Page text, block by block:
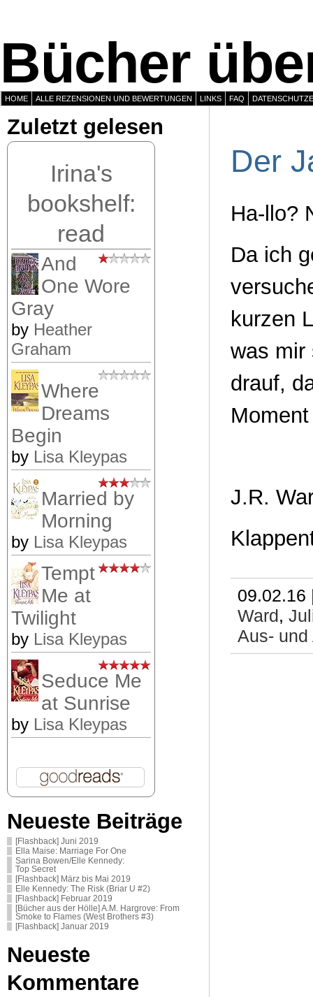
Bücher
HOME ALLE REZENSIONEN UND BEWERTUNGEN LINKS FAQ
Zuletzt gelesen
Irina's
bookshelf:
read
And
One Wore
Gray
by Heather
Graham
Where
Dreams
Begin
by Lisa Kleypas
Married by
Morning
by Lisa Kleypas
Tempt
Me at
Twilight
by Lisa Kleypas
Seduce Me
at Sunrise
by Lisa Kleypas
Neueste Beiträge
[Flashback] Juni 2019
Ella Maise: Marriage For One
Sarina Bowen/Elle Kennedy:
Top Secret
[Flashback] März bis Mai 2019
Elle Kennedy: The Risk (Briar U #2)
[Flashback] Februar 2019
[Bücher aus der Hölle] A.M. Hargrove: From
Smoke to Flames (West Brothers #3)
[Flashback] Januar 2019
Neueste
Kommentare
Der
Ha-llo?
Da ich
kurzen
was mir
drauf,
J.R.
Ward,
Aus-